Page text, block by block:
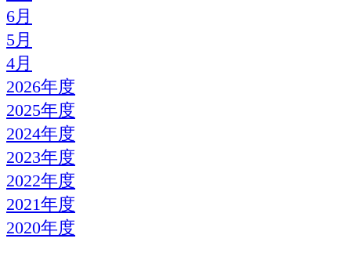
6月
5月
4月
2026年度
2025年度
2024年度
2023年度
2022年度
2021年度
2020年度